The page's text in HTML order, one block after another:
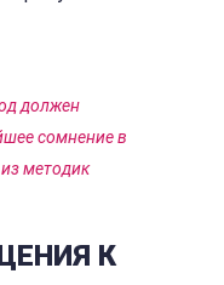
должен
сомнение в
методик
К